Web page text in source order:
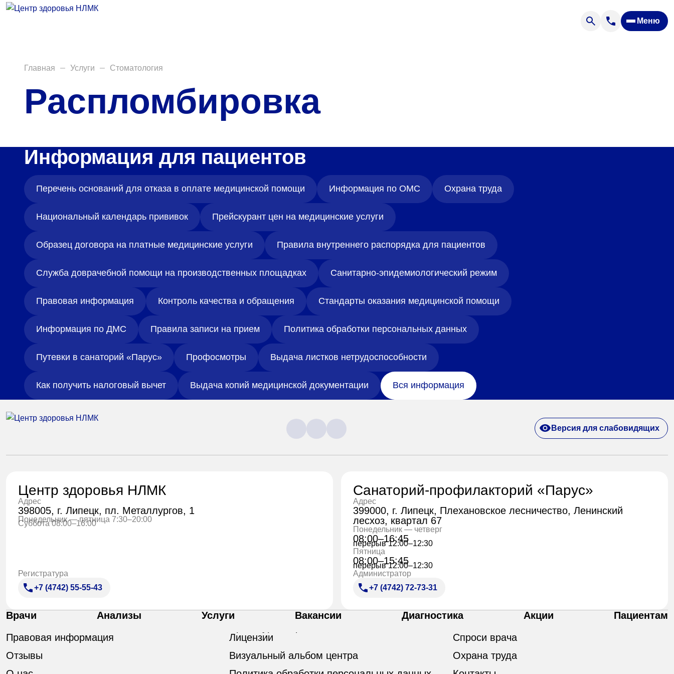
Меню
Анализы
Диагностика
Акции
Пациентам
Вакансии
Центр здоровья НЛМК
Адрес
398005, г. Липецк, пл. Металлургов, 1
Понедельник — пятница 7:30–20:00
Суббота 08:00–16:00
Регистратура
Санаторий-профилакторий «Парус»
399000, г. Липецк, Плехановское лесничество,
Ленинский лесхоз, квартал 67
Понедельник — четверг
Пятница
перерыв 12:00–12:30
Администратор
+7 (4742) 72-73-31
Главная Услуги Стоматология
Распломбировка
Информация для пациентов
Перечень оснований для отказа в оплате медицинской помощи Информация по ОМС Охрана труда
Национальный календарь прививок Прейскурант цен на медицинские услуги
Образец договора на платные медицинские услуги Правила внутреннего распорядка для пациентов
Служба доврачебной помощи на производственных площадках Санитарно-эпидемиологический режим
Правовая информация Контроль качества и обращения Стандарты оказания медицинской помощи
Информация по ДМС Правила записи на прием Политика обработки персональных данных
Путевки в санаторий «Парус» Профосмотры Выдача листков нетрудоспособности
Как получить налоговый вычет Выдача копий медицинской документации Вся информация
Версия для слабовидящих
Центр здоровья НЛМК
Адрес
398005, г. Липецк, пл. Металлургов, 1
Понедельник — пятница 7:30–20:00
Суббота 08:00–16:00
Регистратура
+7 (4742) 55-55-43
Санаторий-профилакторий «Парус»
Адрес
399000, г. Липецк, Плехановское лесничество, Ленинский
лесхоз, квартал 67
Понедельник — четверг
08:00–16:45
перерыв 12:00–12:30
Пятница
08:00–15:45
перерыв 12:00–12:30
Администратор
+7 (4742) 72-73-31
Врачи Анализы Услуги Вакансии Диагностика Акции
Пациентам
Правовая информация
Отзывы
Лицензии
Визуальный альбом центра
Спроси врача
Охрана труда